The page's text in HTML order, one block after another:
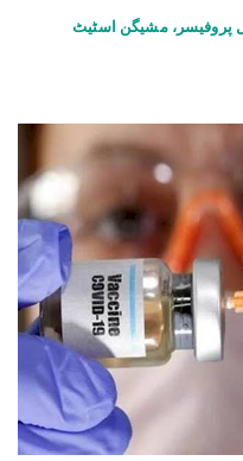
t
i
o
n
پروفیسر، مشیگن اسٹیٹ